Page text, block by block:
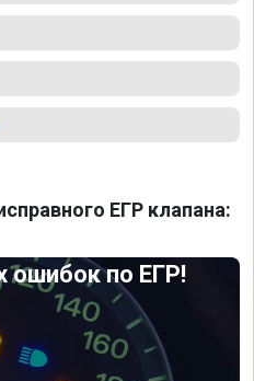
ЕГР клапана:
ошибок по ЕГР!